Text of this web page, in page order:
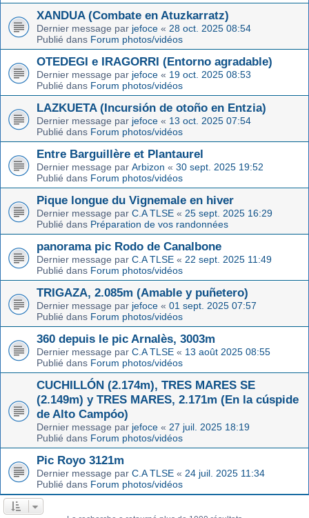
XANDUA (Combate en Atuzkarratz)
Dernier message par jefoce « 28 oct. 2025 08:54
Publié dans Forum photos/vidéos
OTEDEGI e IRAGORRI (Entorno agradable)
Dernier message par jefoce « 19 oct. 2025 08:53
Publié dans Forum photos/vidéos
LAZKUETA (Incursión de otoño en Entzia)
Dernier message par jefoce « 13 oct. 2025 07:54
Publié dans Forum photos/vidéos
Entre Barguillère et Plantaurel
Dernier message par Arbizon « 30 sept. 2025 19:52
Publié dans Forum photos/vidéos
Pique longue du Vignemale en hiver
Dernier message par C.A TLSE « 25 sept. 2025 16:29
Publié dans Préparation de vos randonnées
panorama pic Rodo de Canalbone
Dernier message par C.A TLSE « 22 sept. 2025 11:49
Publié dans Forum photos/vidéos
TRIGAZA, 2.085m (Amable y puñetero)
Dernier message par jefoce « 01 sept. 2025 07:57
Publié dans Forum photos/vidéos
360 depuis le pic Arnalès, 3003m
Dernier message par C.A TLSE « 13 août 2025 08:55
Publié dans Forum photos/vidéos
CUCHILLÓN (2.174m), TRES MARES SE
(2.149m) y TRES MARES, 2.171m (En la cúspide
de Alto Campóo)
Dernier message par jefoce « 27 juil. 2025 18:19
Publié dans Forum photos/vidéos
Pic Royo 3121m
Dernier message par C.A TLSE « 24 juil. 2025 11:34
Publié dans Forum photos/vidéos